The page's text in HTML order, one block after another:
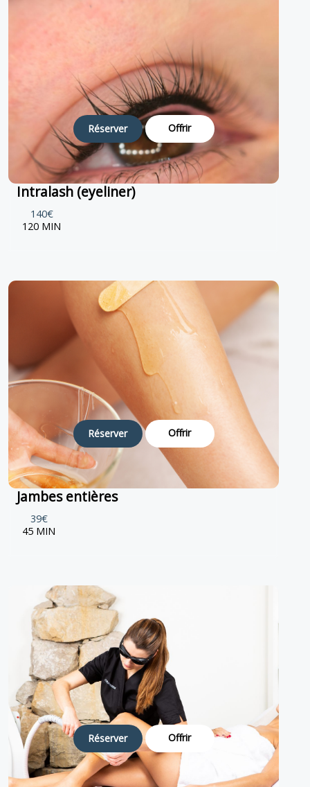
Réserver Offrir
Intralash (eyeliner)
140€
120 MIN
Réserver Offrir
Jambes entières
39€
45 MIN
Réserver Offrir